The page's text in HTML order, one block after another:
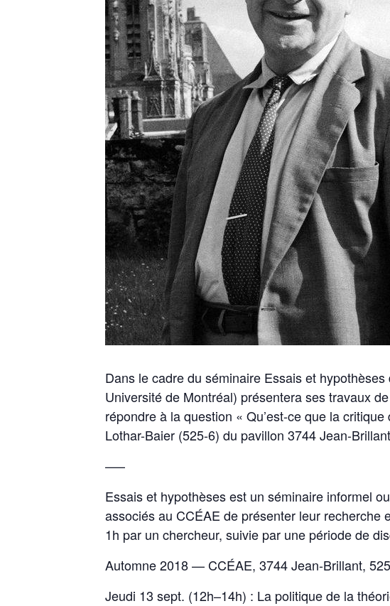
Dans le cadre du séminaire Essais et
Université de Montréal) présentera ses travaux
répondre à la question « Qu’est-ce que la
Lothar-Baier (525-6) du pavillon 3744 Jean-
—–
Essais et hypothèses est un séminaire informel
associés au CCÉAE de présenter leur recherche
1h par un chercheur, suivie par une période de
Automne 2018 — CCÉAE, 3744 Jean-Brillant,
Jeudi 13 sept. (12h–14h) : La politique de la